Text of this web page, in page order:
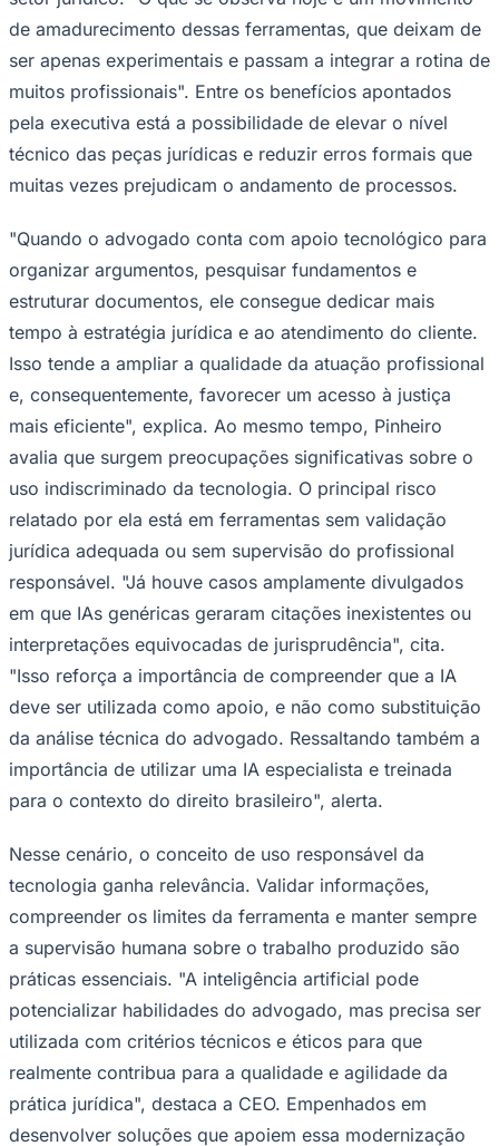
Corinthians
Palmeiras
de amadurecimento dessas ferramentas, que deixam de
ser apenas experimentais e passam a integrar a rotina de
muitos profissionais". Entre os benefícios apontados
pela executiva está a possibilidade de elevar o nível
técnico das peças jurídicas e reduzir erros formais que
muitas vezes prejudicam o andamento de processos.
"Quando o advogado conta com apoio tecnológico para
organizar argumentos, pesquisar fundamentos e
estruturar documentos, ele consegue dedicar mais
tempo à estratégia jurídica e ao atendimento do cliente.
Isso tende a ampliar a qualidade da atuação profissional
e, consequentemente, favorecer um acesso à justiça
mais eficiente", explica. Ao mesmo tempo, Pinheiro
avalia que surgem preocupações significativas sobre o
uso indiscriminado da tecnologia. O principal risco
relatado por ela está em ferramentas sem validação
jurídica adequada ou sem supervisão do profissional
responsável. "Já houve casos amplamente divulgados
em que IAs genéricas geraram citações inexistentes ou
interpretações equivocadas de jurisprudência", cita.
"Isso reforça a importância de compreender que a IA
deve ser utilizada como apoio, e não como substituição
da análise técnica do advogado. Ressaltando também a
importância de utilizar uma IA especialista e treinada
para o contexto do direito brasileiro", alerta.
Nesse cenário, o conceito de uso responsável da
tecnologia ganha relevância. Validar informações,
compreender os limites da ferramenta e manter sempre
a supervisão humana sobre o trabalho produzido são
práticas essenciais. "A inteligência artificial pode
potencializar habilidades do advogado, mas precisa ser
utilizada com critérios técnicos e éticos para que
realmente contribua para a qualidade e agilidade da
prática jurídica", destaca a CEO. Empenhados em
desenvolver soluções que apoiem essa modernização